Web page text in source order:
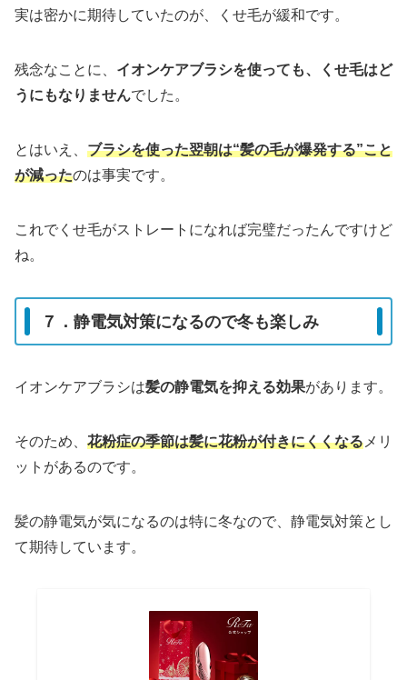
実は密かに期待していたのが、くせ毛が緩和です。
残念なことに、 イオンケアブラシを使っても、くせ毛はど
うにもなりませんでした。
とはいえ、 ブラシを使った翌朝は“髪の毛が爆発する”こと
が減ったのは事実です。
これでくせ毛がストレートになれば完璧だったんですけど
ね。
７．静電気対策になるので冬も楽しみ
イオンケアブラシは髪の静電気を抑える効果があります。
そのため、 花粉症の季節は髪に花粉が付きにくくなるメリ
ットがあるのです。
髪の静電気が気になるのは特に冬なので、静電気対策とし
て期待しています。